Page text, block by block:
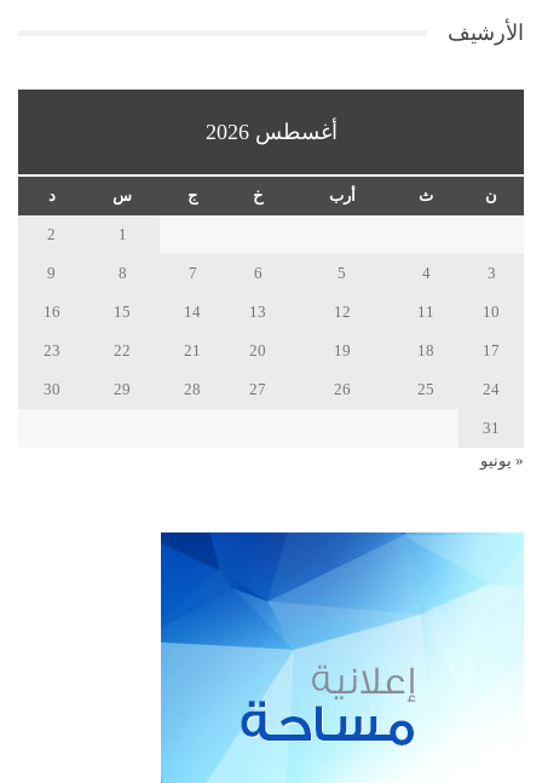
الأرشيف
أغسطس 2026
ن ث أرب خ ج س د
1
2
3
4
5
6
7
8
9
10
11
12
13
14
15
16
17
18
19
20
21
22
23
24
25
26
27
28
29
30
31
« يونيو